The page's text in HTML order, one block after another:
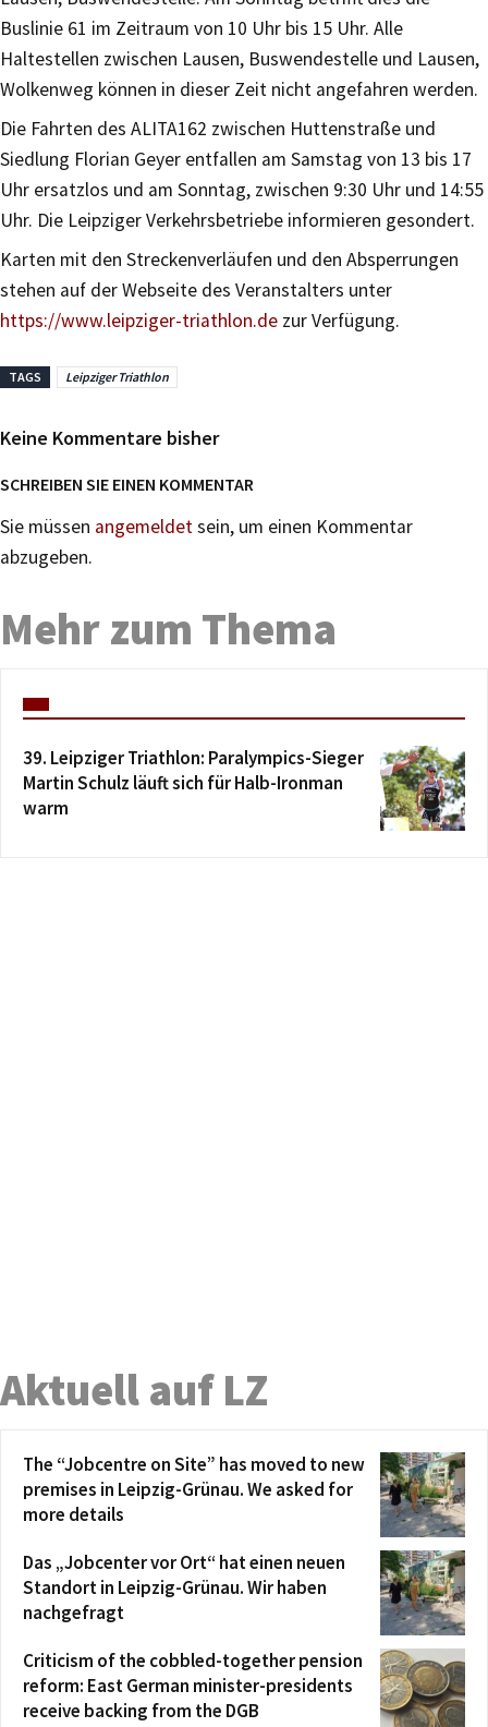
Buslinie 61 im Zeitraum von 10 Uhr bis 15 Uhr. Alle
Haltestellen zwischen Lausen, Buswendestelle und Lausen,
Wolkenweg können in dieser Zeit nicht angefahren werden.
Die Fahrten des ALITA162 zwischen Huttenstraße und
Siedlung Florian Geyer entfallen am Samstag von 13 bis 17
Uhr ersatzlos und am Sonntag, zwischen 9:30 Uhr und 14:55
Uhr. Die Leipziger Verkehrsbetriebe informieren gesondert.
Karten mit den Streckenverläufen und den Absperrungen
stehen auf der Webseite des Veranstalters unter
https://www.leipziger-triathlon.de zur Verfügung.
TAGS Leipziger Triathlon
Keine Kommentare bisher
SCHREIBEN SIE EINEN KOMMENTAR
Sie müssen angemeldetsein, um einen Kommentar
abzugeben.
Mehr zum Thema
39. Leipziger Triathlon: Paralympics-Sieger
Martin Schulz läuft sich für Halb-Ironman
warm
Aktuell auf LZ
The “Jobcentre on Site” has moved to new
premises in Leipzig-Grünau. We asked for
more details
Das „Jobcenter vor Ort“ hat einen neuen
Standort in Leipzig-Grünau. Wir haben
nachgefragt
Criticism of the cobbled-together pension
reform: East German minister-presidents
receive backing from the DGB